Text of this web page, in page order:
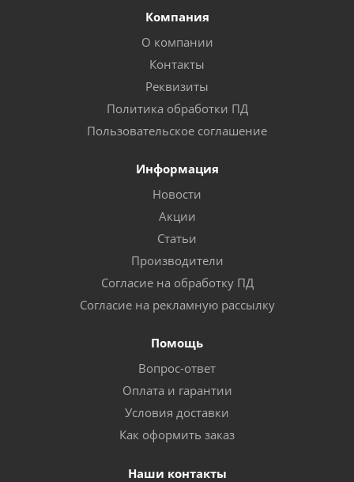
Компания
О компании
Контакты
Реквизиты
Политика обработки ПД
Пользовательское соглашение
Информация
Новости
Акции
Статьи
Производители
Согласие на обработку ПД
Согласие на рекламную рассылку
Помощь
Вопрос-ответ
Оплата и гарантии
Условия доставки
Как оформить заказ
Наши контакты